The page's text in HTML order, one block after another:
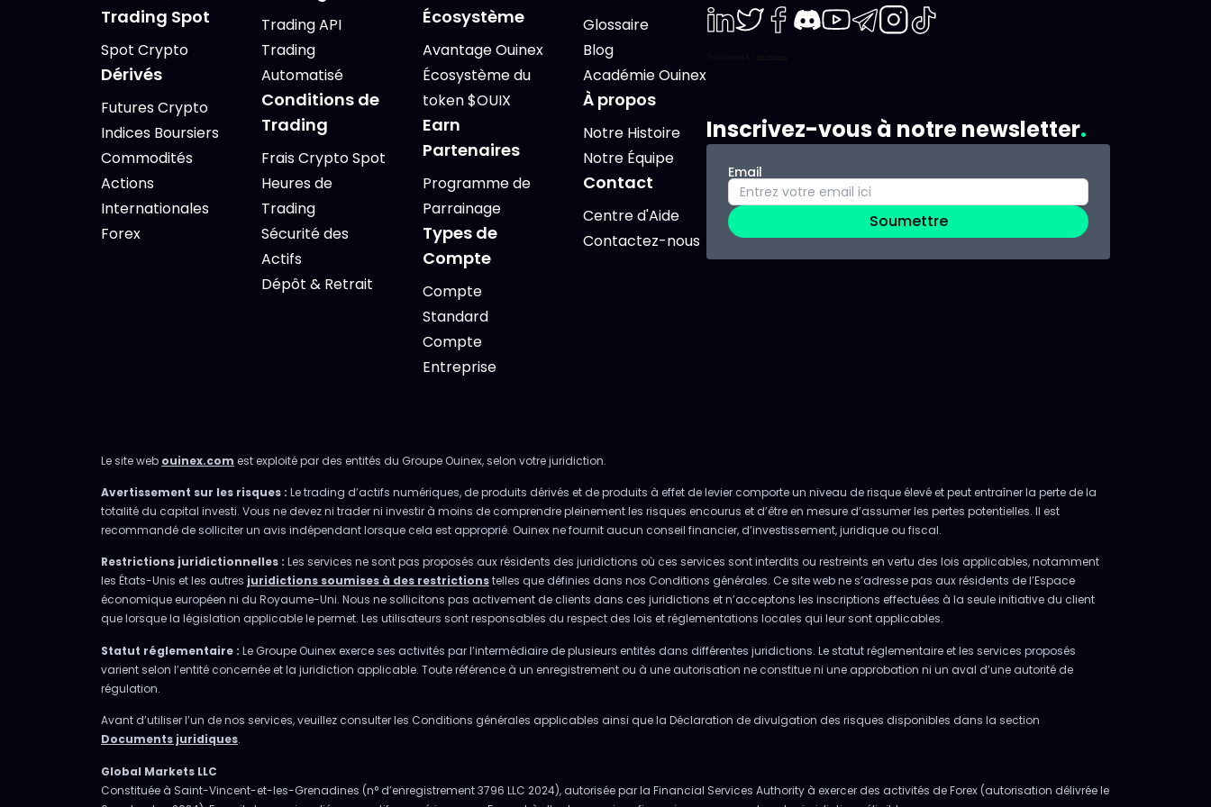
Trading Spot
Spot Crypto
Dérivés
Futures Crypto
Indices Boursiers
Commodités
Actions
Internationales
Forex
Trading API
Trading
Automatisé
Conditions de
Trading
Frais Crypto Spot
Heures de
Trading
Sécurité des
Actifs
Dépôt & Retrait
Écosystème
Avantage Ouinex
Écosystème du
token $OUIX
Earn
Partenaires
Programme de
Parrainage
Types de
Compte
Compte
Standard
Compte
Entreprise
Glossaire
Blog
Académie Ouinex
À propos
Notre Histoire
Notre Équipe
Contact
Centre d'Aide
Contactez-nous
Inscrivez-vous à notre newsletter
Email
Soumettre
Le site web ouinex.com est exploité par des entités du Groupe Ouinex, selon votre juridiction.
Avertissement sur les risques : Le trading d’actifs numériques, de produits dérivés et de produits à effet de levier comporte un niveau de risque élevé et peut entraîner la perte de la
totalité du capital investi. Vous ne devez ni trader ni investir à moins de comprendre pleinement les risques encourus et d’être en mesure d’assumer les pertes potentielles. Il est
recommandé de solliciter un avis indépendant lorsque cela est approprié. Ouinex ne fournit aucun conseil financier, d’investissement, juridique ou fiscal.
Restrictions juridictionnelles : Les services ne sont pas proposés aux résidents des juridictions où ces services sont interdits ou restreints en vertu des lois applicables, notamment
les États-Unis et les autres juridictions soumises à des restrictionstelles que définies dans nos Conditions générales. Ce site web ne s’adresse pas aux résidents de l’Espace
économique européen ni du Royaume-Uni. Nous ne sollicitons pas activement de clients dans ces juridictions et n’acceptons les inscriptions effectuées à la seule initiative du client
que lorsque la législation applicable le permet. Les utilisateurs sont responsables du respect des lois et réglementations locales qui leur sont applicables.
Statut réglementaire : Le Groupe Ouinex exerce ses activités par l’intermédiaire de plusieurs entités dans différentes juridictions. Le statut réglementaire et les services proposés
varient selon l’entité concernée et la juridiction applicable. Toute référence à un enregistrement ou à une autorisation ne constitue ni une approbation ni un aval d’une autorité de
régulation.
Avant d’utiliser l’un de nos services, veuillez consulter les Conditions générales applicables ainsi que la Déclaration de divulgation des risques disponibles dans la section
Documents juridiques.
Global Markets LLC
Constituée à Saint-Vincent-et-les-Grenadines (n° d’enregistrement 3796 LLC 2024), autorisée par la Financial Services Authority à exercer des activités de Forex (autorisation délivrée le